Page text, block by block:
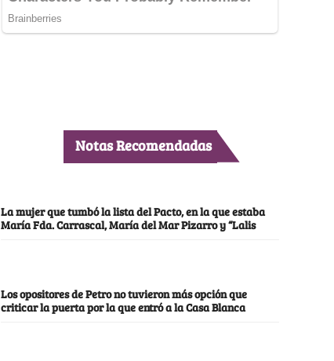
Notas Recomendadas
La mujer que tumbó la lista del Pacto, en la que estaba
María Fda. Carrascal, María del Mar Pizarro y “Lalis
Los opositores de Petro no tuvieron más opción que
criticar la puerta por la que entró a la Casa Blanca